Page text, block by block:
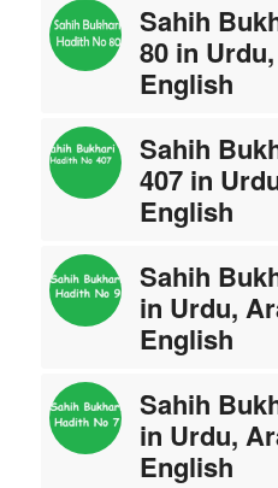
Sahih
80 in
English
Sahih
407 in
English
Sahih
in Urdu,
English
Sahih
in Urdu,
English